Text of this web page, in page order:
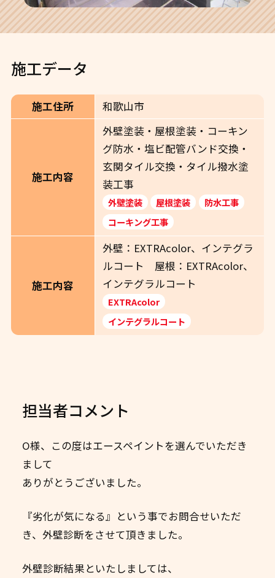
施工データ
施工住所 和歌山市
施工内容
外壁塗装・屋根塗装・コーキン
グ防水・塩ビ配管バンド交換・
玄関タイル交換・タイル撥水塗
装工事
外壁塗装 屋根塗装
防水工事
コーキング工事
施工内容
外壁：EXTRAcolor、インテグラ
ルコート 屋根：EXTRAcolor、
インテグラルコート
EXTRAcolor
インテグラルコート
担当者コメント
O様、この度はエースペイントを選んでいただき
まして
ありがとうございました。
『劣化が気になる』という事でお問合せいただ
き、外壁診断をさせて頂きました。
外壁診断結果といたしましては、